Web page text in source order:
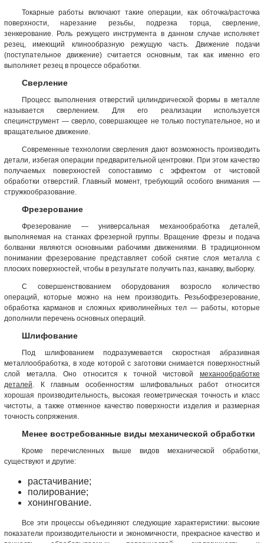
Токарные работы включают такие операции, как обточка/расточка
поверхности, нарезание резьбы, подрезка торца, сверление,
зенкерование. Роль режущего инструмента в данном случае исполняет
резец, имеющий клинообразную режущую часть. Движение подачи
(поступательное движение) считается основным, так как именно его
выполняет резец в процессе обработки.
Сверление
Процесс выполнения отверстий цилиндрической формы в металле
называется сверлением. Для его реализации используется
специнструмент — сверло, совершающее не только поступательное, но и
вращательное движение.
Современные технологии сверления дают возможность производить
детали, избегая операции предварительной центровки. При этом качество
получаемых поверхностей сопоставимо с эффектом от чистовой
обработки отверстий. Главный момент, требующий особого внимания —
стружкообразование.
Фрезерование
Фрезерование — универсальная механообработка деталей,
выполняемая на станках фрезерной группы. Вращение фрезы и подача
болванки являются основными рабочими движениями. В традиционном
понимании фрезерование представляет собой снятие слоя металла с
плоских поверхностей, чтобы в результате получить паз, канавку, выборку.
С совершенствованием оборудования возросло количество
операций, которые можно на нем производить. Резьбофрезерование,
обработка карманов и сложных криволинейных тел — работы, которые
дополнили перечень основных операций.
Шлифование
Под шлифованием подразумевается скоростная абразивная
металлообработка, в ходе которой с заготовки снимается поверхностный
слой металла. Оно относится к точной чистовой механообработке
деталей. К главным особенностям шлифовальных работ относится
хорошая производительность, высокая геометрическая точность и класс
чистоты, а также отменное качество поверхности изделия и размерная
точность сопряжения.
Менее востребованные виды механической обработки
Кроме перечисленных выше видов механической обработки,
существуют и другие:
растачивание;
полирование;
хонингование.
Все эти процессы объединяют следующие характеристики: высокие
показатели производительности и экономичности, прекрасное качество и